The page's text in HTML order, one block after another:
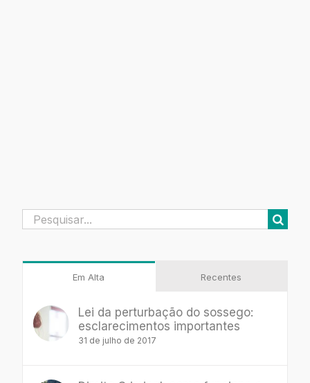
Buscar
Em Alta Recentes
Lei da perturbação do sossego:
esclarecimentos importantes
31 de julho de 2017